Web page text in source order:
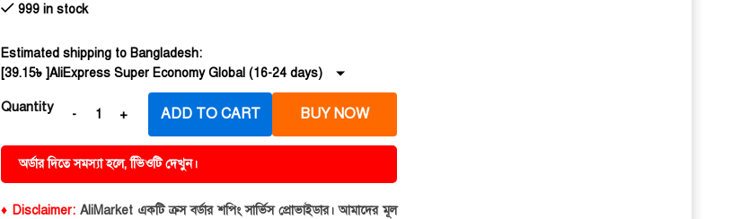
999 in stock
Estimated shipping to Bangladesh:
[39.15৳]AliExpress Super Economy Global (16-24 days)
Quantity ADD TO CART BUY NOW
অর্ডার দিতে সমস্যা হলে, ভিিওটি দেখুন।
♦ Disclaimer:AliMarket একটি ক্রস বর্ডার শপিং সার্ভিস প্রোভাইডার। আমাদের মূল